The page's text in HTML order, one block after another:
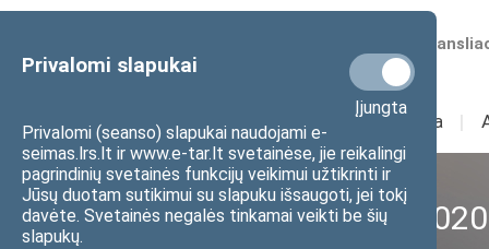
Privalomi slapukai
Įjungta
Privalomi (seanso) slapukai naudojami e-
seimas.lrs.lt ir www.e-tar.lt svetainėse, jie reikalingi
pagrindinių svetainės funkcijų veikimui užtikrinti ir
Jūsų duotam sutikimui su slapuku išsaugoti, jei tokį
davėte. Svetainės negalės tinkamai veikti be šių
slapukų.
Numatomos
Sudėtis Veikla I
XII Seimas